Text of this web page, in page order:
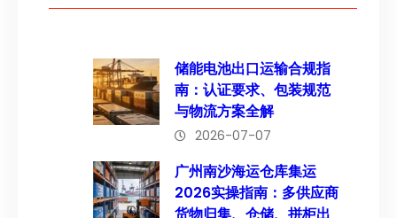
储能电池出口运输合规指
南：认证要求、包装规范
与物流方案全解
2026-07-07
广州南沙海运仓库集运
2026实操指南：多供应商
货物归集、仓储、拼柜出